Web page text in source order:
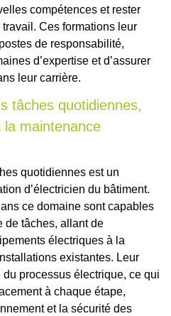
compétences et rester
Ces formations leur
de responsabilité,
d’expertise et d’assurer
leur carrière.
tâches quotidiennes,
la maintenance
quotidiennes est un
d’électricien du bâtiment.
ce domaine sont capables
de tâches, allant de
électriques à la
existantes. Leur
processus électrique, ce qui
à chaque étape,
et la sécurité des